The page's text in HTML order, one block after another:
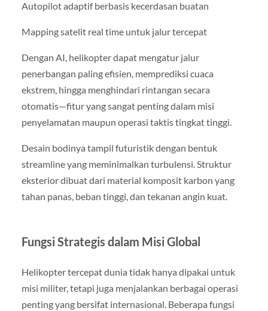
Autopilot adaptif berbasis kecerdasan buatan
Mapping satelit real time untuk jalur tercepat
Dengan AI, helikopter dapat mengatur jalur
penerbangan paling efisien, memprediksi cuaca
ekstrem, hingga menghindari rintangan secara
otomatis—fitur yang sangat penting dalam misi
penyelamatan maupun operasi taktis tingkat tinggi.
Desain bodinya tampil futuristik dengan bentuk
streamline yang meminimalkan turbulensi. Struktur
eksterior dibuat dari material komposit karbon yang
tahan panas, beban tinggi, dan tekanan angin kuat.
Fungsi Strategis dalam Misi Global
Helikopter tercepat dunia tidak hanya dipakai untuk
misi militer, tetapi juga menjalankan berbagai operasi
penting yang bersifat internasional. Beberapa fungsi